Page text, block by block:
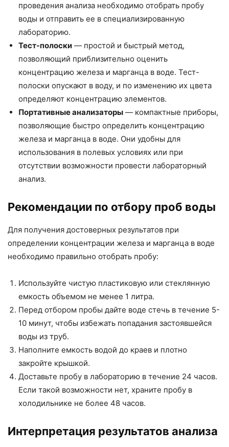
проведения анализа необходимо отобрать пробу
воды и отправить ее в специализированную
лабораторию.
Тест-полоски — простой и быстрый метод,
позволяющий приблизительно оценить
концентрацию железа и марганца в воде. Тест-
полоски опускают в воду, и по изменению их цвета
определяют концентрацию элементов.
Портативные анализаторы — компактные приборы,
позволяющие быстро определить концентрацию
железа и марганца в воде. Они удобны для
использования в полевых условиях или при
отсутствии возможности провести лабораторный
анализ.
Рекомендации по отбору проб воды
Для получения достоверных результатов при
определении концентрации железа и марганца в воде
необходимо правильно отобрать пробу:
Используйте чистую пластиковую или стеклянную
емкость объемом не менее 1 литра.
Перед отбором пробы дайте воде стечь в течение 5-
10 минут, чтобы избежать попадания застоявшейся
воды из труб.
Наполните емкость водой до краев и плотно
закройте крышкой.
Доставьте пробу в лабораторию в течение 24 часов.
Если такой возможности нет, храните пробу в
холодильнике не более 48 часов.
Интерпретация результатов анализа